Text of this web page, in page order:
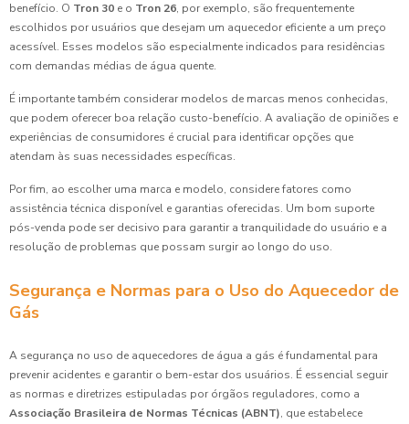
benefício. O Tron 30 e o Tron 26, por exemplo, são frequentemente
escolhidos por usuários que desejam um aquecedor eficiente a um preço
acessível. Esses modelos são especialmente indicados para residências
com demandas médias de água quente.
É importante também considerar modelos de marcas menos conhecidas,
que podem oferecer boa relação custo-benefício. A avaliação de opiniões e
experiências de consumidores é crucial para identificar opções que
atendam às suas necessidades específicas.
Por fim, ao escolher uma marca e modelo, considere fatores como
assistência técnica disponível e garantias oferecidas. Um bom suporte
pós-venda pode ser decisivo para garantir a tranquilidade do usuário e a
resolução de problemas que possam surgir ao longo do uso.
Segurança e Normas para o Uso do Aquecedor de
Gás
A segurança no uso de aquecedores de água a gás é fundamental para
prevenir acidentes e garantir o bem-estar dos usuários. É essencial seguir
as normas e diretrizes estipuladas por órgãos reguladores, como a
Associação Brasileira de Normas Técnicas (ABNT), que estabelece